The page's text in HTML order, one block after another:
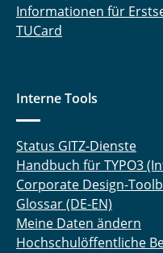
Informationen für
TUCard
Interne Tools
Status GITZ-Dienste
Handbuch für TYPO3
Corporate Design-
Glossar (DE-EN)
Meine Daten ändern
Hochschulöffentliche